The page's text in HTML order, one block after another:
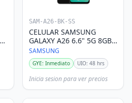
SAM-A26-BK-SS
CELULAR SAMSUNG
GALAXY A26 6.6" 5G 8GB
256GB NEGRO SINGLE
SIM
SAMSUNG
GYE: Inmediato UIO: 48 hrs
Inicia sesion para ver precios